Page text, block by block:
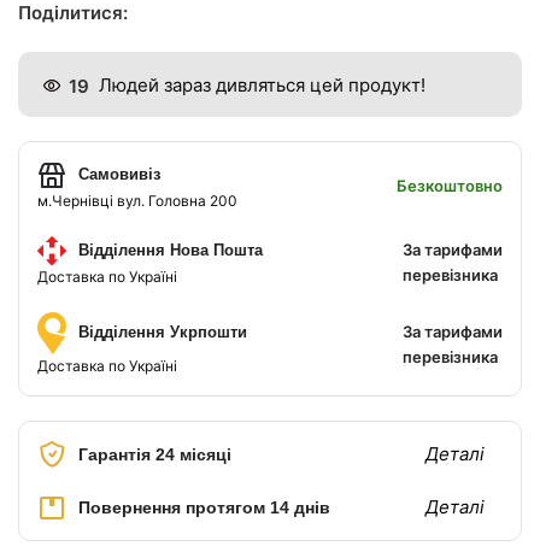
Поділитися:
19 Людей зараз дивляться цей продукт!
Самовивіз
м.Чернівці вул. Головна 200
Безкоштовно
Відділення Нова Пошта
Доставка по Україні
За тарифами
перевізника
Відділення Укрпошти
Доставка по Україні
За тарифами
перевізника
Гарантія 24 місяці Деталі
Повернення протягом 14 днів Деталі